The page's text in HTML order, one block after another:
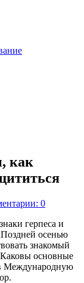
как
0
герпеса и
осенью
знакомый
Каковы основные
Международную